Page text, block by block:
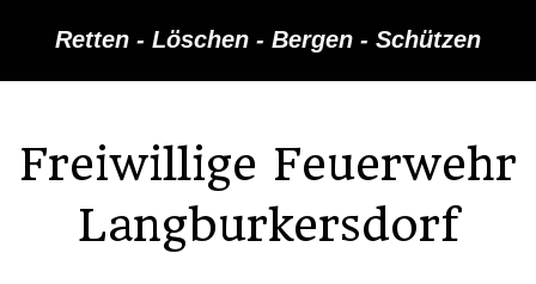
Retten - Löschen - Bergen - Schützen
Freiwillige Feuerwehr
Langburkersdorf